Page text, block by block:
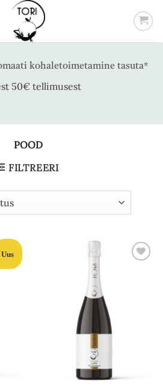
kohaletoimetamine tasuta*
50€ tellimusest
POOD
FILTREERI
Uus
to